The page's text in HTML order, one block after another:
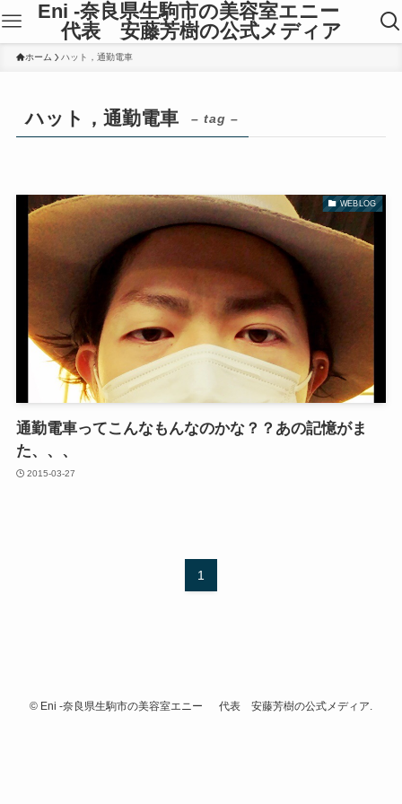
Eni -奈良県生駒市の美容室エニー
代表 安藤芳樹の公式メディア
ホーム ハット，通勤電車
ハット，通勤電車 – tag –
WEBLOG
通勤電車ってこんなもんなのかな？？あの記憶がま
た、、、
2015-03-27
1
© Eni -奈良県生駒市の美容室エニー 代表 安藤芳樹の公式メディア.